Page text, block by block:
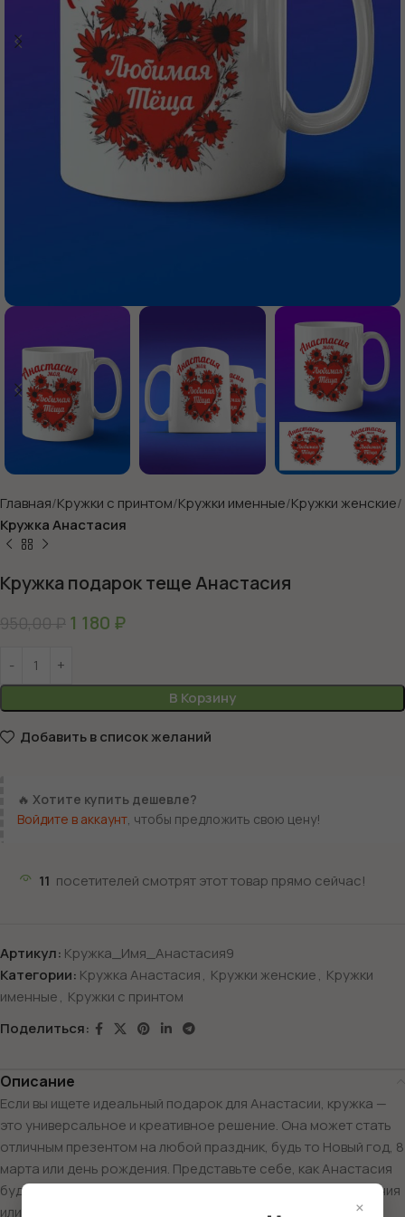
Главная Кружки с принтом Кружки именные Кружки женские
Кружка Анастасия
Кружка подарок теще Анастасия
950,00₽ 1 180 ₽
В Корзину
Добавить в список желаний
🔥 Хотите купить дешевле?
Войдите в аккаунт , чтобы предложить свою цену!
11 посетителей смотрят этот товар прямо сейчас!
Артикул: Кружка_Имя_Анастасия9
Категории: Кружка Анастасия, Кружки женские, Кружки
именные, Кружки с принтом
Поделиться:
Описание
Если вы ищете идеальный подарок для Анастасии, кружка —
это универсальное и креативное решение. Она может стать
отличным презентом на любой праздник, будь то Новый год, 8
марта или день рождения. Представьте себе, как Анастасия
будет радоваться кружке с милым дизайном в день рождения
или на праздник Пасхи.
×